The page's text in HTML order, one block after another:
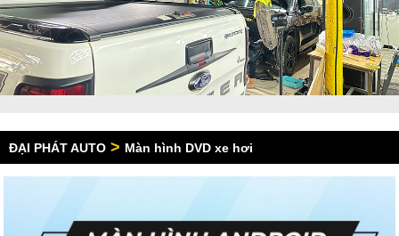
ĐẠI PHÁT AUTO > Màn hình DVD xe hơi